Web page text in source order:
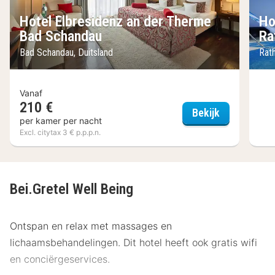
Hotel Elbresidenz an der Therme
Bad Schandau
Bad Schandau, Duitsland
Vanaf
210 €
per kamer per nacht
Excl. citytax 3 € p.p.p.n.
Bekijk
Bei.Gretel Well Being
Ontspan en relax met massages en
lichaamsbehandelingen. Dit hotel heeft ook gratis wifi
en conciërgeservices.